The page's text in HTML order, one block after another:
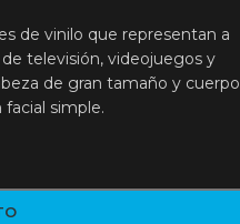
de vinilo que representan a
televisión, videojuegos y
de gran tamaño y cuerpo
simple.